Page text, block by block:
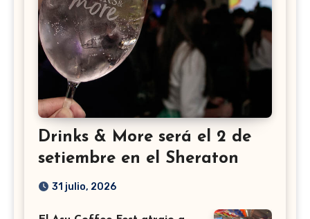
Drinks & More será el 2 de
setiembre en el Sheraton
31 julio, 2026